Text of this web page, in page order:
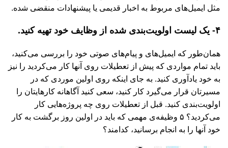
مثل ایمیل‌های مربوط به اخبار قدیمی یا پیشنهادات منقضی شده.
۴- یک لیست اولویت‌بندی شده از وظایف خود تهیه کنید.
همان‌طور که ایمیل‌های و پیام‌های صوتی خود را بررسی می‌کنید،
باید تمام مواردی که پیش از تعطیلات روی آنها کار می‌کردید را نیز
به خود یادآوری کنید. به جای اینکه روی اولین موردی که در
مسیرتان قرار می‌گیرد کار کنید، سعی کنید آگاهانه کارهایتان را
اولویت‌بندی کنید. قبل از تعطیلات روی چه پروژه‌هایی کار
می‌کردید؟ ۵ وظیفه‌ی مهمی که باید در اولین روز برگشت به کار
خود آنها را به انجام برسانید، کدامند؟